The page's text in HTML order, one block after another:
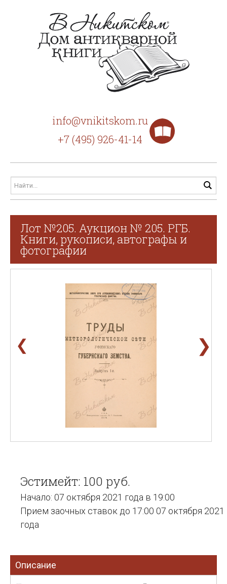
info@vnikitskom.ru
+7 (495) 926-41-14
Лот №205. Аукцион № 205. РГБ.
Книги, рукописи, автографы и
фотографии
❮ ❯
Эстимейт: 100 руб.
Начало: 07 октября 2021 года в 19:00
Прием заочных ставок до 17:00 07 октября 2021
года
Описание